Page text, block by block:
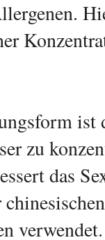
zu
das
verwendet.